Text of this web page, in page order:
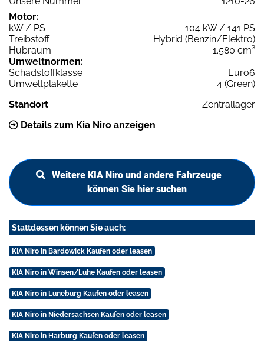
Motor:
kW / PS
104 kW / 141 PS
Treibstoff
Hybrid (Benzin/Elektro)
Hubraum
1.580 cm³
Umweltnormen:
Schadstoffklasse
Euro6
Umweltplakette
4 (Green)
Standort
Zentrallager
Details zum Kia Niro anzeigen
Weitere KIA Niro und andere Fahrzeuge
können Sie hier suchen
Stattdessen können Sie auch:
KIA Niro in Bardowick Kaufen oder leasen
KIA Niro in Winsen/Luhe Kaufen oder leasen
KIA Niro in Lüneburg Kaufen oder leasen
KIA Niro in Niedersachsen Kaufen oder leasen
KIA Niro in Harburg Kaufen oder leasen